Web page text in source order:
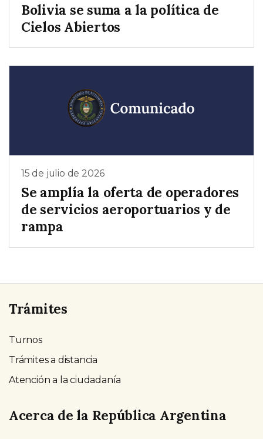
Bolivia se suma a la política de
Cielos Abiertos
15 de julio de 2026
Se amplía la oferta de operadores
de servicios aeroportuarios y de
rampa
Trámites
Turnos
Trámites a distancia
Atención a la ciudadanía
Acerca de la República Argentina